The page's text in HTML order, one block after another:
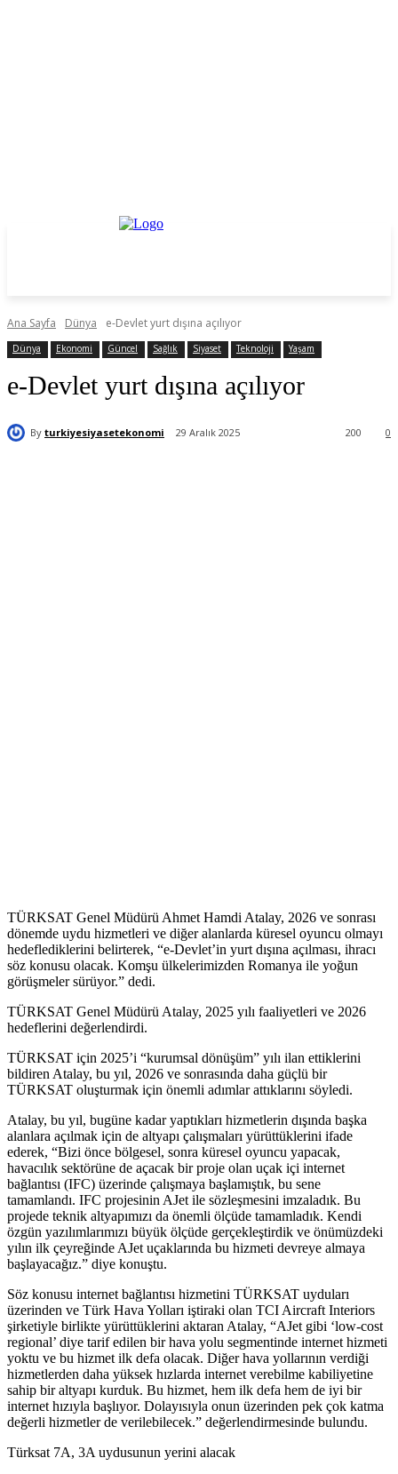
Ana Sayfa Dünya e-Devlet yurt dışına açılıyor
Dünya Ekonomi Güncel Sağlık Siyaset Teknoloji Yaşam
e-Devlet yurt dışına açılıyor
By turkiyesiyasetekonomi 29 Aralık 2025 0
200
TÜRKSAT Genel Müdürü Ahmet Hamdi Atalay, 2026 ve sonrası
dönemde uydu hizmetleri ve diğer alanlarda küresel oyuncu olmayı
hedeflediklerini belirterek, “e-Devlet’in yurt dışına açılması, ihracı
söz konusu olacak. Komşu ülkelerimizden Romanya ile yoğun
görüşmeler sürüyor.” dedi.
TÜRKSAT Genel Müdürü Atalay, 2025 yılı faaliyetleri ve 2026
hedeflerini değerlendirdi.
TÜRKSAT için 2025’i “kurumsal dönüşüm” yılı ilan ettiklerini
bildiren Atalay, bu yıl, 2026 ve sonrasında daha güçlü bir
TÜRKSAT oluşturmak için önemli adımlar attıklarını söyledi.
Atalay, bu yıl, bugüne kadar yaptıkları hizmetlerin dışında başka
alanlara açılmak için de altyapı çalışmaları yürüttüklerini ifade
ederek, “Bizi önce bölgesel, sonra küresel oyuncu yapacak,
havacılık sektörüne de açacak bir proje olan uçak içi internet
bağlantısı (IFC) üzerinde çalışmaya başlamıştık, bu sene
tamamlandı. IFC projesinin AJet ile sözleşmesini imzaladık. Bu
projede teknik altyapımızı da önemli ölçüde tamamladık. Kendi
özgün yazılımlarımızı büyük ölçüde gerçekleştirdik ve önümüzdeki
yılın ilk çeyreğinde AJet uçaklarında bu hizmeti devreye almaya
başlayacağız.” diye konuştu.
Söz konusu internet bağlantısı hizmetini TÜRKSAT uyduları
üzerinden ve Türk Hava Yolları iştiraki olan TCI Aircraft Interiors
şirketiyle birlikte yürüttüklerini aktaran Atalay, “AJet gibi ‘low-cost
regional’ diye tarif edilen bir hava yolu segmentinde internet hizmeti
yoktu ve bu hizmet ilk defa olacak. Diğer hava yollarının verdiği
hizmetlerden daha yüksek hızlarda internet verebilme kabiliyetine
sahip bir altyapı kurduk. Bu hizmet, hem ilk defa hem de iyi bir
internet hızıyla başlıyor. Dolayısıyla onun üzerinden pek çok katma
değerli hizmetler de verilebilecek.” değerlendirmesinde bulundu.
Türksat 7A, 3A uydusunun yerini alacak